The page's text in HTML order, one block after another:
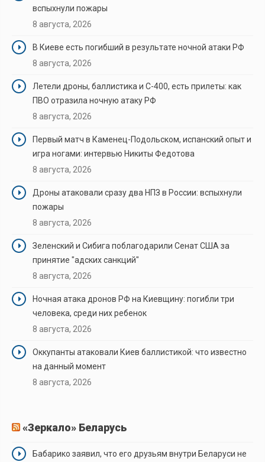
вспыхнули пожары
8 августа, 2026
В Киеве есть погибший в результате ночной атаки РФ
8 августа, 2026
Летели дроны, баллистика и С-400, есть прилеты: как
ПВО отразила ночную атаку РФ
8 августа, 2026
Первый матч в Каменец-Подольском, испанский опыт и
игра ногами: интервью Никиты Федотова
8 августа, 2026
Дроны атаковали сразу два НПЗ в России: вспыхнули
пожары
8 августа, 2026
Зеленский и Сибига поблагодарили Сенат США за
принятие "адских санкций"
8 августа, 2026
Ночная атака дронов РФ на Киевщину: погибли три
человека, среди них ребенок
8 августа, 2026
Оккупанты атаковали Киев баллистикой: что известно
на данный момент
8 августа, 2026
«Зеркало» Беларусь
Бабарико заявил, что его друзьям внутри Беларуси не